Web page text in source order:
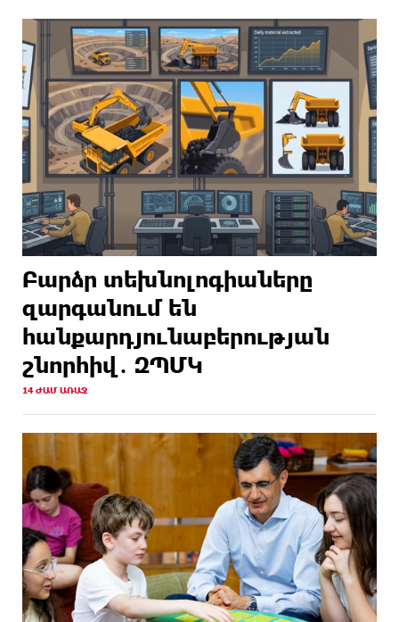
Բարձր տեխնոլոգիաները
զարգանում են
հանքարդյունաբերության
շնորհիվ․ ԶՊՄԿ
14 ԺԱՄ ԱՌԱՋ